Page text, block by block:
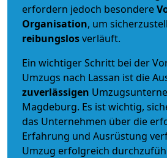
erfordern jedoch besondere
Organisation, um
reibungslosverläuft.
Ein wichtiger Schritt bei der
Umzugs nach Lassan ist die
zuverlässigen
Magdeburg. Es ist wichtig,
das Unternehmen über die
Erfahrung und Ausrüstung
Umzug erfolgreich